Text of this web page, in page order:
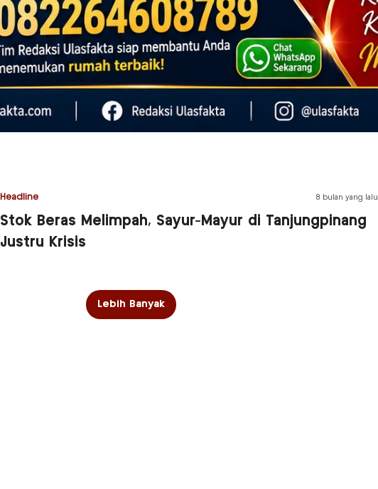
Headline 8 bulan yang lalu
Stok Beras Melimpah, Sayur-Mayur di Tanjungpinang
Justru Krisis
Lebih Banyak